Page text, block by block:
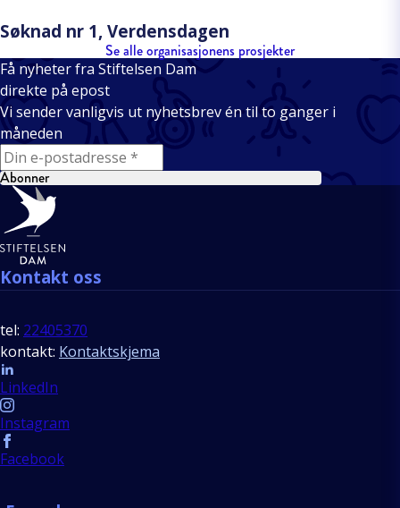
Søknad nr 1, Verdensdagen
Se alle organisasjonens prosjekter
Få nyheter fra Stiftelsen Dam
direkte på epost
Vi sender vanligvis ut nyhetsbrev én til to ganger i
måneden
E-mail
Abonner
Bunntekst
Kontakt oss
tel: 22405370
kontakt: Kontaktskjema
Follow us
LinkedIn
Instagram
Facebook